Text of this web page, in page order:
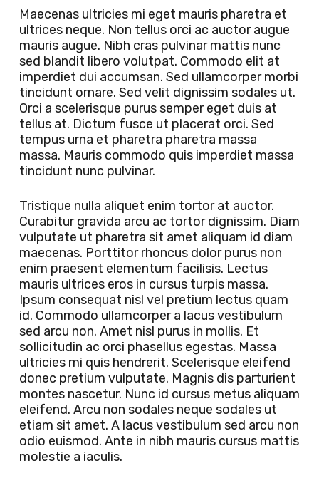
Maecenas ultricies mi eget mauris pharetra et
ultrices neque. Non tellus orci ac auctor augue
mauris augue. Nibh cras pulvinar mattis nunc
sed blandit libero volutpat. Commodo elit at
imperdiet dui accumsan. Sed ullamcorper morbi
tincidunt ornare. Sed velit dignissim sodales ut.
Orci a scelerisque purus semper eget duis at
tellus at. Dictum fusce ut placerat orci. Sed
tempus urna et pharetra pharetra massa
massa. Mauris commodo quis imperdiet massa
tincidunt nunc pulvinar.
Tristique nulla aliquet enim tortor at auctor.
Curabitur gravida arcu ac tortor dignissim. Diam
vulputate ut pharetra sit amet aliquam id diam
maecenas. Porttitor rhoncus dolor purus non
enim praesent elementum facilisis. Lectus
mauris ultrices eros in cursus turpis massa.
Ipsum consequat nisl vel pretium lectus quam
id. Commodo ullamcorper a lacus vestibulum
sed arcu non. Amet nisl purus in mollis. Et
sollicitudin ac orci phasellus egestas. Massa
ultricies mi quis hendrerit. Scelerisque eleifend
donec pretium vulputate. Magnis dis parturient
montes nascetur. Nunc id cursus metus aliquam
eleifend. Arcu non sodales neque sodales ut
etiam sit amet. A lacus vestibulum sed arcu non
odio euismod. Ante in nibh mauris cursus mattis
molestie a iaculis.